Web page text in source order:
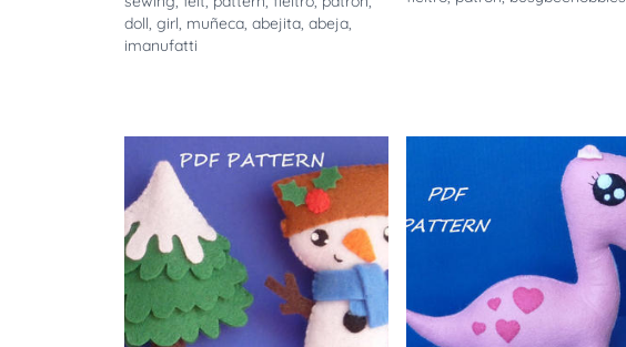
doll, girl, muñeca, abejita, abeja,
imanufatti